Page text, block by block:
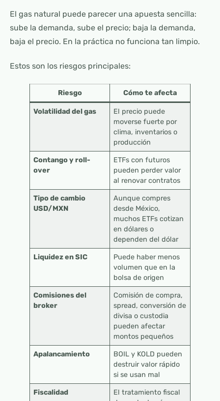
El gas natural puede parecer una apuesta sencilla:
sube la demanda, sube el precio; baja la demanda,
baja el precio. En la práctica no funciona tan limpio.
Estos son los riesgos principales:
Riesgo Cómo te afecta
Volatilidad del gas
El precio puede
moverse fuerte por
clima, inventarios o
producción
Contango y roll-
over
ETFs con futuros
pueden perder valor
al renovar contratos
Tipo de cambio
USD/MXN
Aunque compres
desde México,
muchos ETFs cotizan
en dólares o
dependen del dólar
Liquidez en SIC
Puede haber menos
volumen que en la
bolsa de origen
Comisiones del
broker
Comisión de compra,
spread, conversión de
divisa o custodia
pueden afectar
montos pequeños
Apalancamiento
BOIL y KOLD pueden
destruir valor rápido
si se usan mal
Fiscalidad
El tratamiento fiscal